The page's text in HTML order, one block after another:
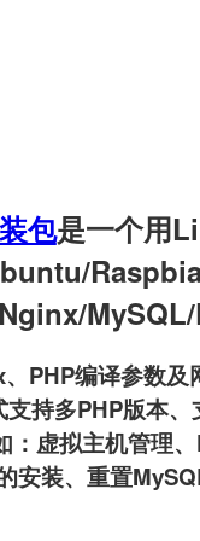
包是一个用
PHP编译参数及
持多PHP版本
：虚拟主机管理
安装、重置